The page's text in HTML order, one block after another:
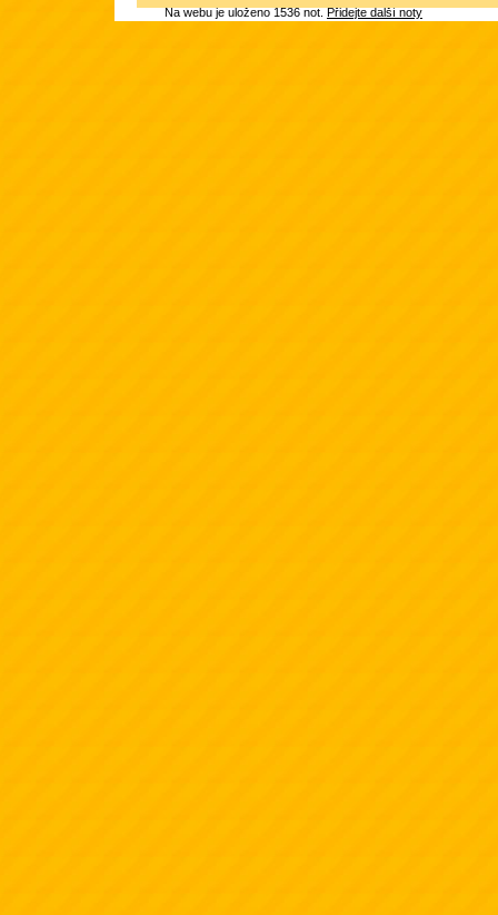
Na webu je uloženo 1536 not.Přidejte další noty